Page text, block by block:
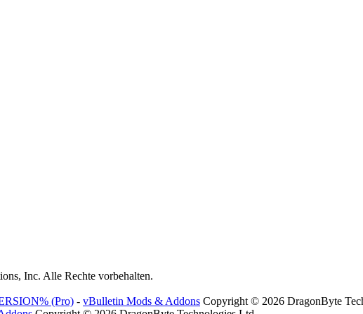
Inc. Alle Rechte vorbehalten.
(Pro) - vBulletin Mods & Addons Copyright © 2026 DragonByte